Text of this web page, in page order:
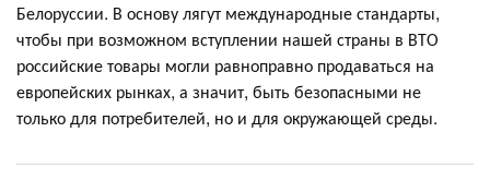
Белоруссии. В основу лягут международные стандарты,
чтобы при возможном вступлении нашей страны в ВТО
российские товары могли равноправно продаваться на
европейских рынках, а значит, быть безопасными не
только для потребителей, но и для окружающей среды.